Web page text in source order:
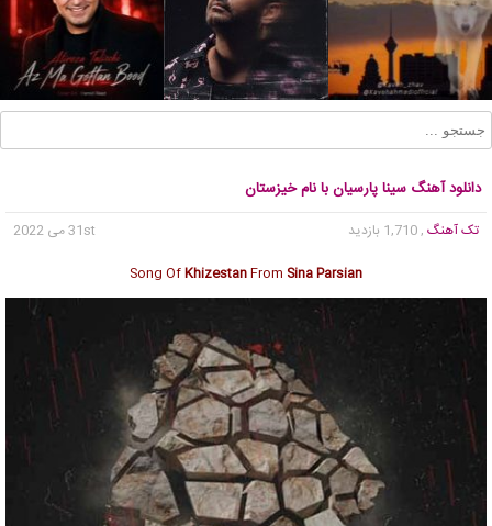
دانلود آهنگ سینا پارسیان با نام خیزستان
تک آهنگ , 1,710 بازدید
31st می 2022
Song OfKhizestanFrom Sina Parsian